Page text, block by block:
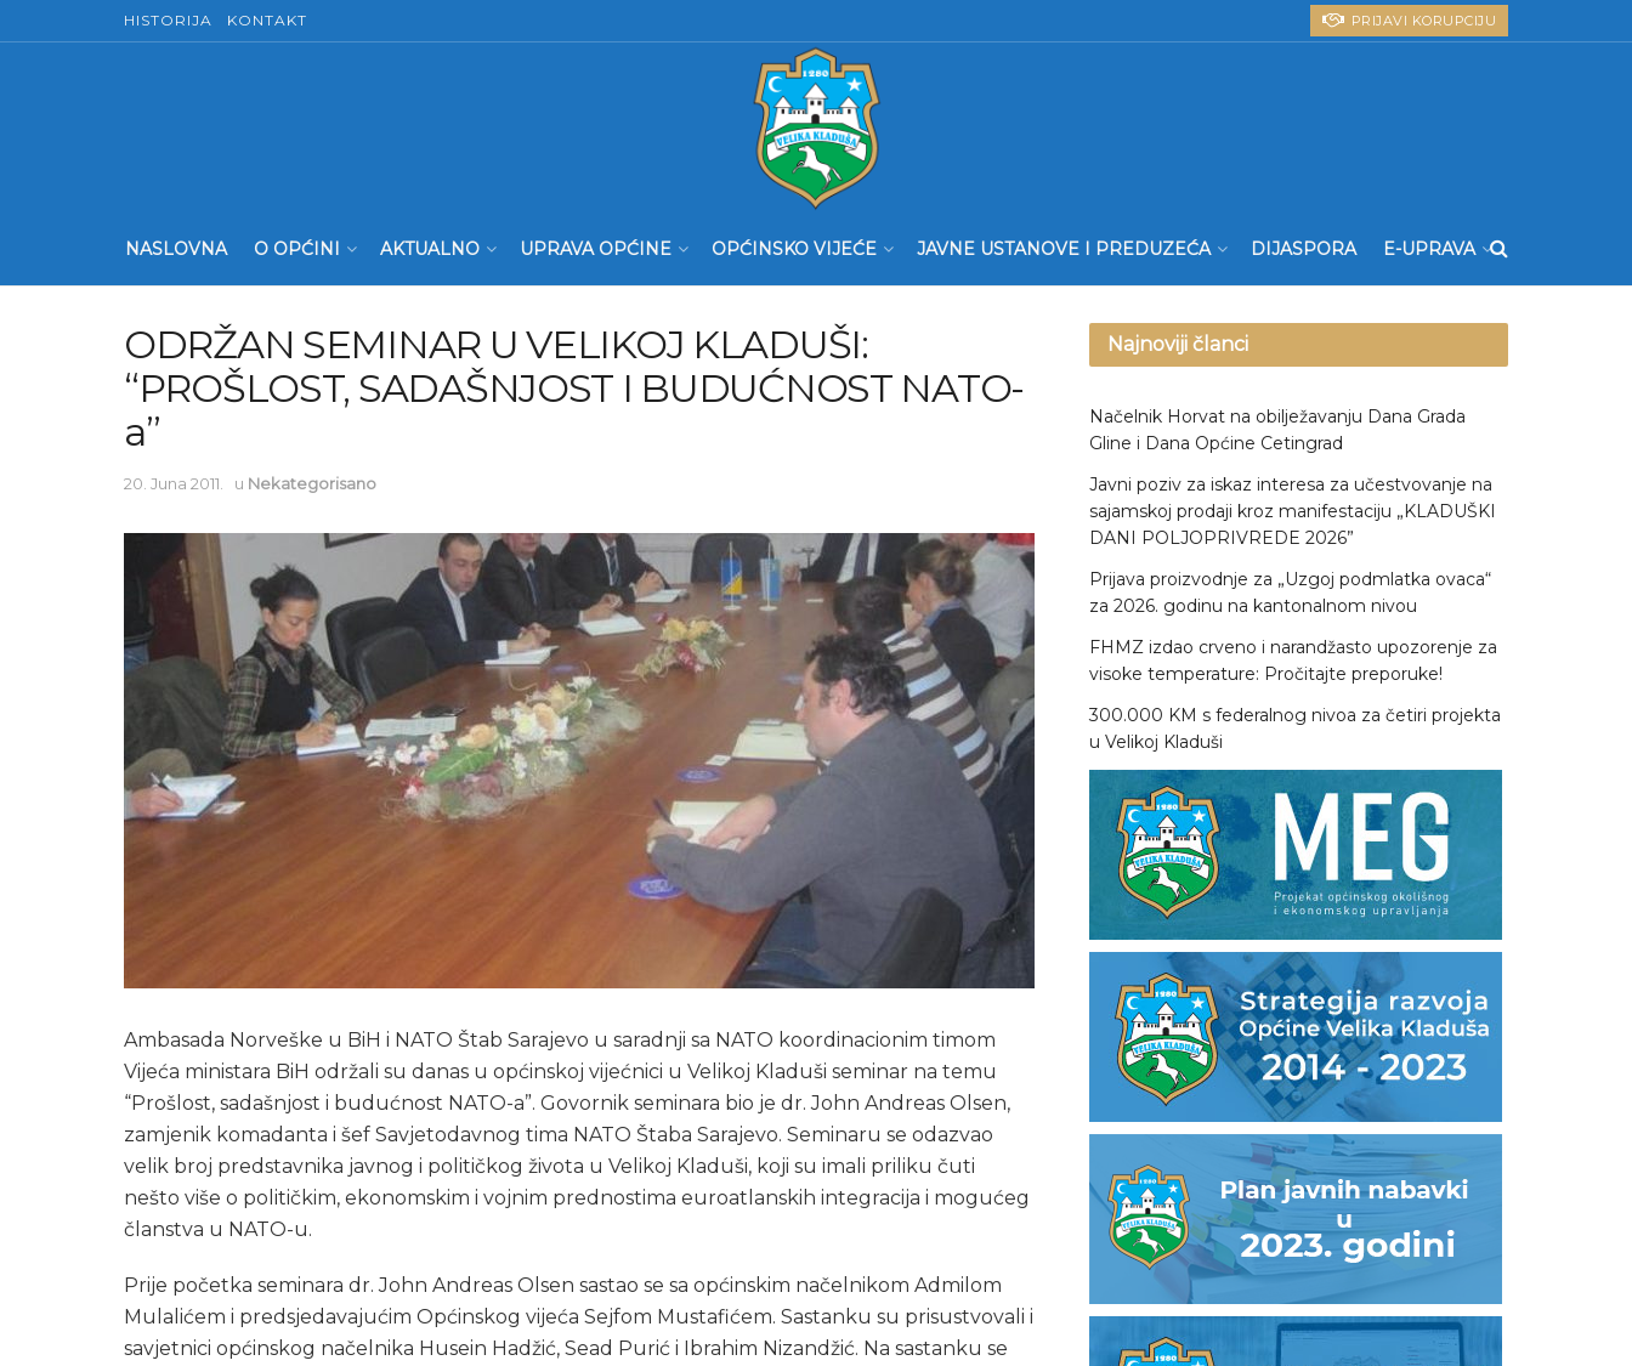
HISTORIJA KONTAKT PRIJAVI KORUPCIJU
NASLOVNA O OPĆINI AKTUALNO UPRAVA OPĆINE OPĆINSKO VIJEĆE JAVNE USTANOVE I PREDUZEĆA DIJASPORA E-UPRAVA
ODRŽAN SEMINAR U VELIKOJ KLADUŠI:
“PROŠLOST, SADAŠNJOST I BUDUĆNOST NATO-
a”
20. Juna 2011. u Nekategorisano
Ambasada Norveške u BiH i NATO Štab Sarajevo u saradnji sa NATO koordinacionim timom
Vijeća ministara BiH održali su danas u općinskoj vijećnici u Velikoj Kladuši seminar na temu
“Prošlost, sadašnjost i budućnost NATO-a”. Govornik seminara bio je dr. John Andreas Olsen,
zamjenik komadanta i šef Savjetodavnog tima NATO Štaba Sarajevo. Seminaru se odazvao
velik broj predstavnika javnog i političkog života u Velikoj Kladuši, koji su imali priliku čuti
nešto više o političkim, ekonomskim i vojnim prednostima euroatlanskih integracija i mogućeg
članstva u NATO-u.
Prije početka seminara dr. John Andreas Olsen sastao se sa općinskim načelnikom Admilom
Mulalićem i predsjedavajućim Općinskog vijeća Sejfom Mustafićem. Sastanku su prisustvovali i
savjetnici općinskog načelnika Husein Hadžić, Sead Purić i Ibrahim Nizandžić. Na sastanku se
Najnoviji članci
Načelnik Horvat na obilježavanju Dana Grada
Gline i Dana Općine Cetingrad
Javni poziv za iskaz interesa za učestvovanje na
sajamskoj prodaji kroz manifestaciju „KLADUŠKI
DANI POLJOPRIVREDE 2026”
Prijava proizvodnje za „Uzgoj podmlatka ovaca“
za 2026. godinu na kantonalnom nivou
FHMZ izdao crveno i narandžasto upozorenje za
visoke temperature: Pročitajte preporuke!
300.000 KM s federalnog nivoa za četiri projekta
u Velikoj Kladuši